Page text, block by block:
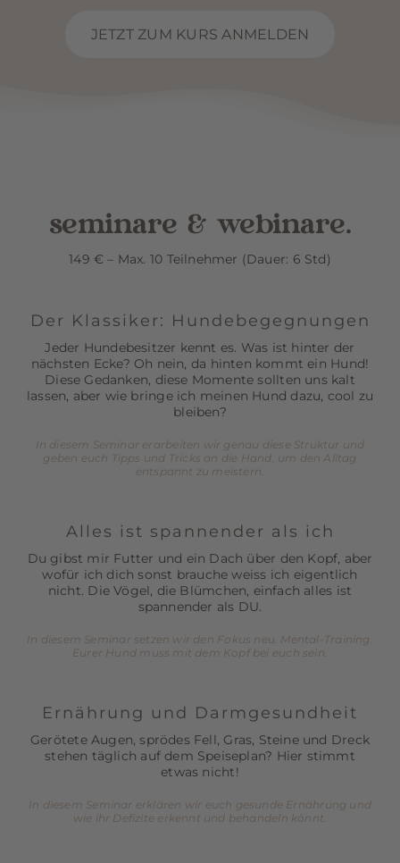
JETZT ZUM KURS ANMELDEN
seminare & webinare.
149 € – Max. 10 Teilnehmer (Dauer: 6 Std)
Der Klassiker: Hundebegegnungen
Jeder Hundebesitzer kennt es. Was ist hinter der
nächsten Ecke? Oh nein, da hinten kommt ein Hund!
Diese Gedanken, diese Momente sollten uns kalt
lassen, aber wie bringe ich meinen Hund dazu, cool zu
bleiben?
In diesem Seminar erarbeiten wir genau diese Struktur und
geben euch Tipps und Tricks an die Hand, um den Alltag
entspannt zu meistern.
Alles ist spannender als ich
Du gibst mir Futter und ein Dach über den Kopf, aber
wofür ich dich sonst brauche weiss ich eigentlich
nicht. Die Vögel, die Blümchen, einfach alles ist
spannender als DU.
In diesem Seminar setzen wir den Fokus neu. Mental-Training.
Eurer Hund muss mit dem Kopf bei euch sein.
Ernährung und Darmgesundheit
Gerötete Augen, sprödes Fell, Gras, Steine und Dreck
stehen täglich auf dem Speiseplan? Hier stimmt
etwas nicht!
In diesem Seminar erklären wir euch gesunde Ernährung und
wie ihr Defizite erkennt und behandeln könnt.